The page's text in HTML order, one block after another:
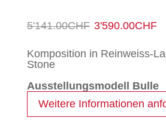
5'141.00CHF
Preis
3'590.00CHF
Komposition in Reinweiss-
Stone
Ausstellungsmodell Bulle
Weitere Informationen